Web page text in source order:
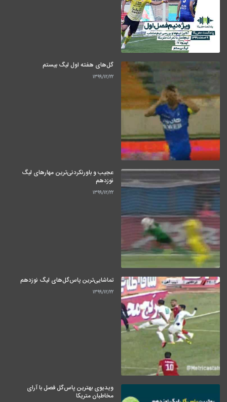
گل‌های هفته اول لیگ بیستم
۱۳۹۹/۱۲/۲۲
عجیب و باورنکردنی‌ترین مهارهای لیگ
نوزدهم
۱۳۹۹/۱۲/۲۲
تماشایی‌ترین پاس‌گل‌های لیگ نوزدهم
۱۳۹۹/۱۲/۲۲
ویدیوی بهترین پاس‌گل فصل با آرای
مخاطبان متریکا